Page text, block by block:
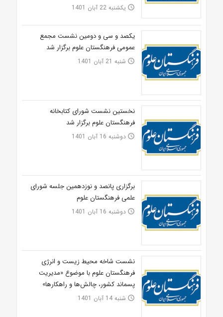
access_time یکشنبه 22 آبان 1401
یکصد و سی و دومین نشست مجمع
عمومی فرهنگستان علوم برگزار شد
access_time شنبه 21 آبان 1401
نخستین نشست شورای کتابخانه
فرهنگستان علوم برگزار شد
access_time دوشنبه 16 آبان 1401
برگزاری پانصد و نوزدهمین جلسه شورای
علمی فرهنگستان علوم
access_time دوشنبه 16 آبان 1401
نشست شاخه محیط‌ زیست و انرژی
فرهنگستان علوم با موضوع «مدیریت
پسماند کشور، چالش‌ها و راهکارها»
access_time شنبه 14 آبان 1401